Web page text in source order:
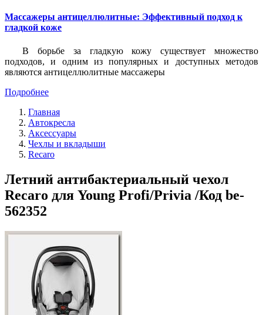
Массажеры антицеллюлитные: Эффективный подход к
гладкой коже
В борьбе за гладкую кожу существует множество
подходов, и одним из популярных и доступных методов
являются антицеллюлитные массажеры
Подробнее
Главная
Автокресла
Аксессуары
Чехлы и вкладыши
Recaro
Летний антибактериальный чехол
Recaro для Young Profi/Privia /Код be-
562352